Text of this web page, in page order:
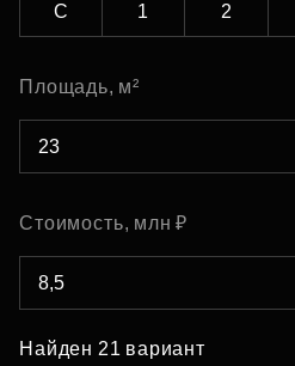
С 1 2
Площадь, м²
Стоимость, млн ₽
Найден 21 вариант